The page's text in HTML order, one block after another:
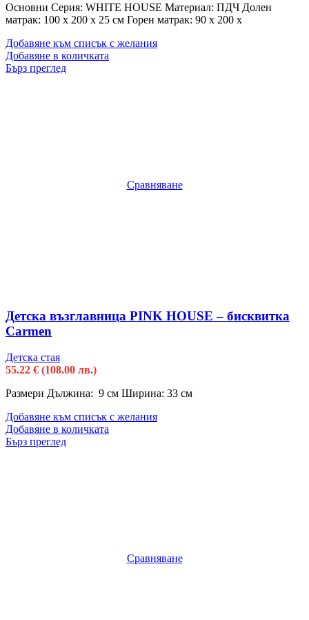
Основни Серия: WHITE HOUSE Материал: ПДЧ Долен
матрак: 100 х 200 x 25 см Горен матрак: 90 х 200 x
Добавяне към списък с желания
Добавяне в количката
Бърз преглед
Сравняване
Детска възглавница PINK HOUSE – бисквитка
Carmen
Детска стая
55.22 € (108.00 лв.)
Размери Дължина: 9 см Ширина: 33 см
Добавяне към списък с желания
Добавяне в количката
Бърз преглед
Сравняване